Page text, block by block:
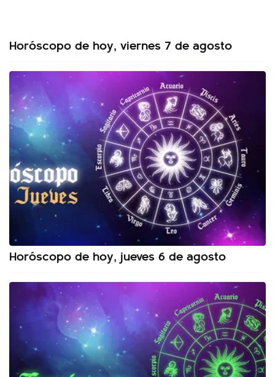
Horóscopo de hoy, viernes 7 de agosto
Horóscopo de hoy, jueves 6 de agosto